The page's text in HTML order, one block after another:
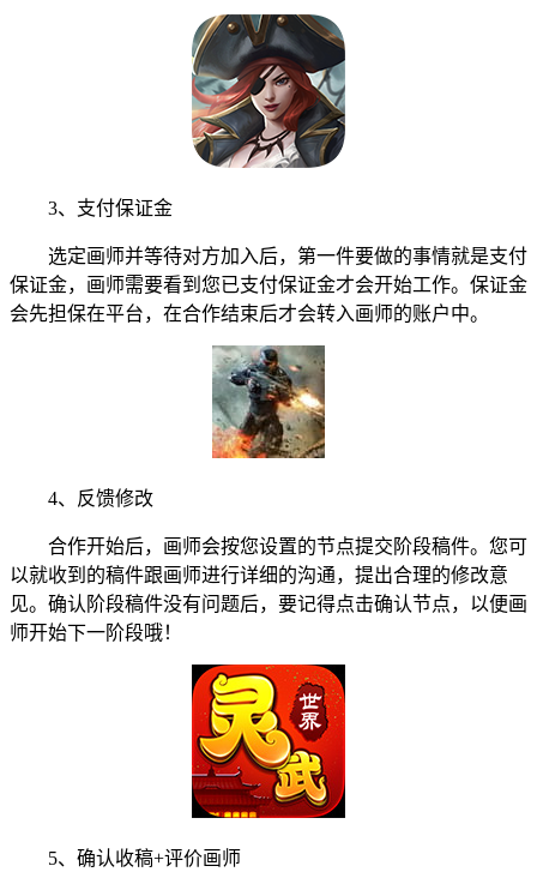
3、支付保证金
选定画师并等待对方加入后，第一件要做的事情就是支付
保证金，画师需要看到您已支付保证金才会开始工作。保证金
会先担保在平台，在合作结束后才会转入画师的账户中。
4、反馈修改
合作开始后，画师会按您设置的节点提交阶段稿件。您可
以就收到的稿件跟画师进行详细的沟通，提出合理的修改意
见。确认阶段稿件没有问题后，要记得点击确认节点，以便画
师开始下一阶段哦！
5、确认收稿+评价画师